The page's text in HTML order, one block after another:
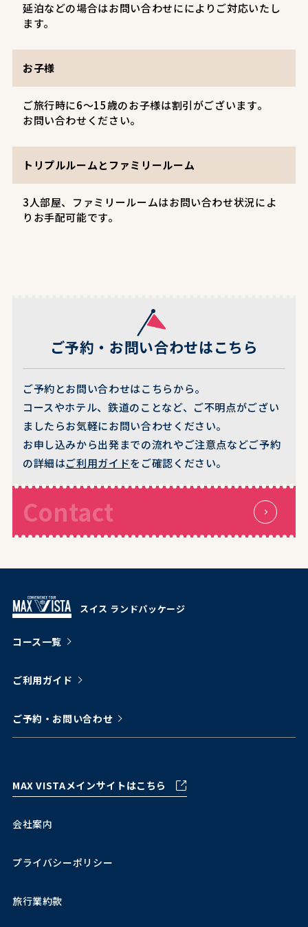
延泊などの場合はお問い合わせにによりご対応いたし
ます。
お子様
ご旅行時に6～15歳のお子様は割引がございます。
お問い合わせください。
トリプルルームとファミリールーム
3人部屋、ファミリールームはお問い合わせ状況によ
りお手配可能です。
ご予約・お問い合わせはこちら
ご予約とお問い合わせはこちらから。
コースやホテル、鉄道のことなど、ご不明点がござい
ましたらお気軽にお問い合わせください。
お申し込みから出発までの流れやご注意点などご予約
の詳細はご利用ガイドをご確認ください。
Contact
スイス ランドパッケージ
コース一覧
ご利用ガイド
ご予約・お問い合わせ
MAX VISTAメインサイトはこちら
会社案内
プライバシーポリシー
旅行業約款